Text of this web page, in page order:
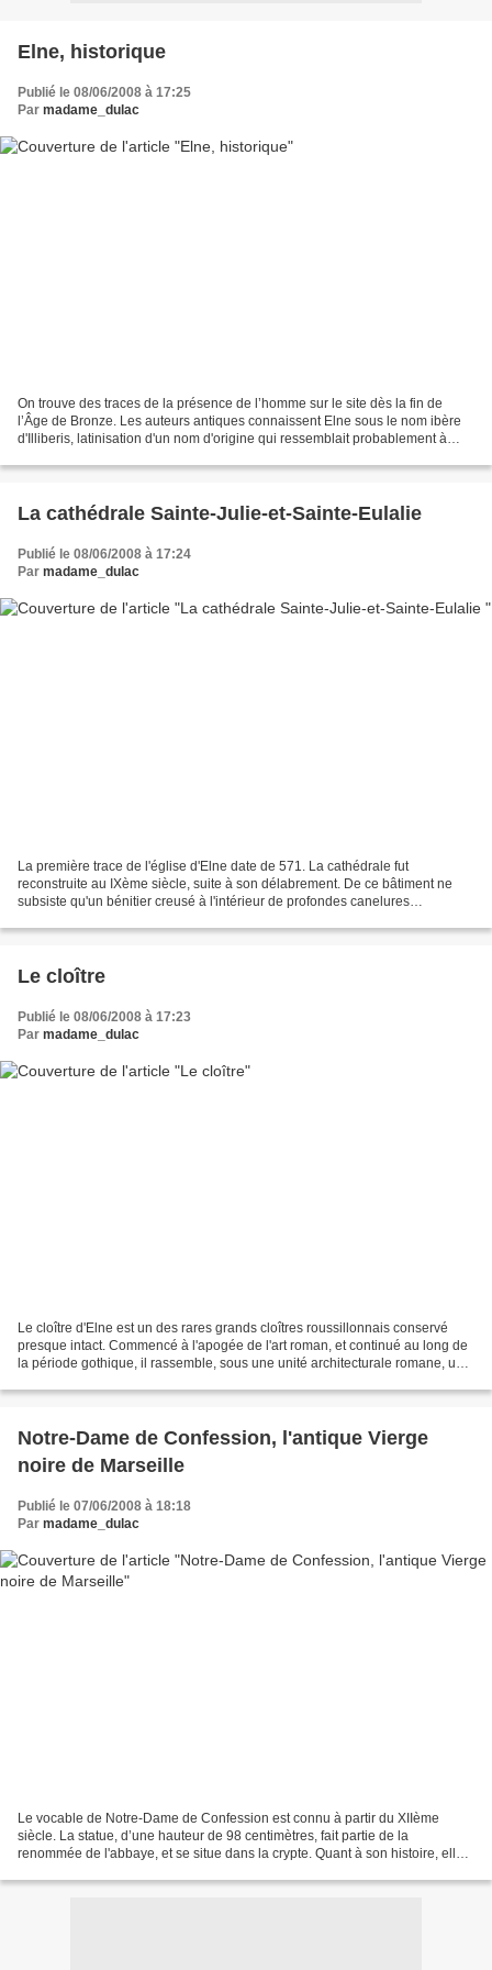
Elne, historique
Publié le 08/06/2008 à 17:25
Par madame_dulac
On trouve des traces de la présence de l’homme sur le site dès la fin de
l’Âge de Bronze. Les auteurs antiques connaissent Elne sous le nom ibère
d'Illiberis, latinisation d'un nom d'origine qui ressemblait probablement à
La cathédrale Sainte-Julie-et-Sainte-Eulalie
Publié le 08/06/2008 à 17:24
Par madame_dulac
La première trace de l'église d'Elne date de 571. La cathédrale fut
reconstruite au IXème siècle, suite à son délabrement. De ce bâtiment ne
subsiste qu'un bénitier creusé à l'intérieur de profondes canelures
Le cloître
Publié le 08/06/2008 à 17:23
Par madame_dulac
Le cloître d'Elne est un des rares grands cloîtres roussillonnais conservé
presque intact. Commencé à l'apogée de l'art roman, et continué au long de
la période gothique, il rassemble, sous une unité architecturale romane, une
Notre-Dame de Confession, l'antique Vierge
noire de Marseille
Publié le 07/06/2008 à 18:18
Par madame_dulac
Le vocable de Notre-Dame de Confession est connu à partir du XIIème
siècle. La statue, d’une hauteur de 98 centimètres, fait partie de la
renommée de l'abbaye, et se situe dans la crypte. Quant à son histoire, elle